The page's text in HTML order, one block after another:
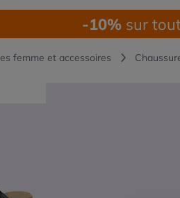
-10% sur
femme et accessoires